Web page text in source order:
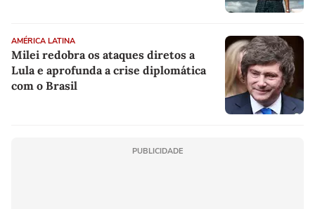
AMÉRICA LATINA
Milei redobra os ataques diretos a
Lula e aprofunda a crise diplomática
com o Brasil
PUBLICIDADE